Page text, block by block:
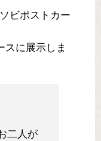
ビポストカー
スに展示しま
二人が